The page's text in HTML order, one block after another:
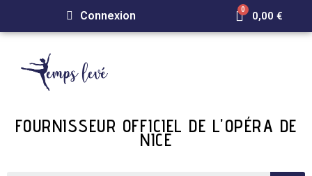
Connexion 0,00 €
FOURNISSEUR OFFICIEL DE L'OPÉRA DE
NICE